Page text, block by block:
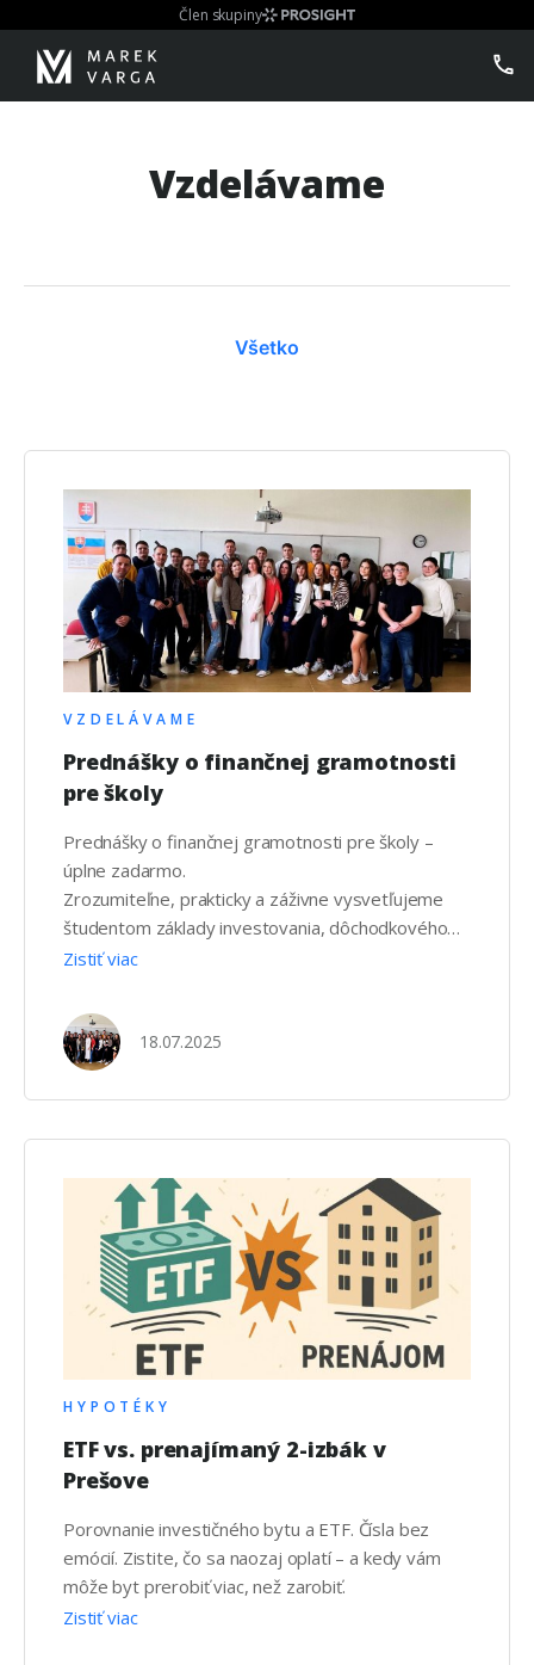
Člen skupiny
Vzdelávame
Všetko
VZDELÁVAME
Prednášky o finančnej gramotnosti
pre školy
Prednášky o finančnej gramotnosti pre školy –
úplne zadarmo.
Zrozumiteľne, prakticky a záživne vysvetľujeme
študentom základy investovania, dôchodkového
systému, poistenia a zodpovedného narábania s
Program prispôsobíme veku aj typu školy.
Zistiť viac
18.07.2025
HYPOTÉKY
ETF vs. prenajímaný 2-izbák v
Prešove
Porovnanie investičného bytu a ETF. Čísla bez
emócií. Zistite, čo sa naozaj oplatí – a kedy vám
môže byt prerobiť viac, než zarobiť.
Zistiť viac